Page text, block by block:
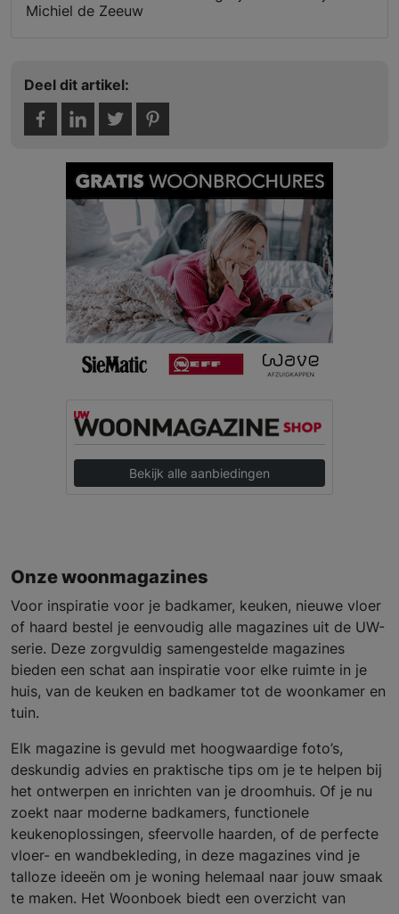
Michiel de Zeeuw
Deel dit artikel:
Bekijk alle aanbiedingen
Onze woonmagazines
Voor inspiratie voor je badkamer, keuken, nieuwe vloer
of haard bestel je eenvoudig alle magazines uit de UW-
serie. Deze zorgvuldig samengestelde magazines
bieden een schat aan inspiratie voor elke ruimte in je
huis, van de keuken en badkamer tot de woonkamer en
tuin.
Elk magazine is gevuld met hoogwaardige foto’s,
deskundig advies en praktische tips om je te helpen bij
het ontwerpen en inrichten van je droomhuis. Of je nu
zoekt naar moderne badkamers, functionele
keukenoplossingen, sfeervolle haarden, of de perfecte
vloer- en wandbekleding, in deze magazines vind je
talloze ideeën om je woning helemaal naar jouw smaak
te maken. Het Woonboek biedt een overzicht van